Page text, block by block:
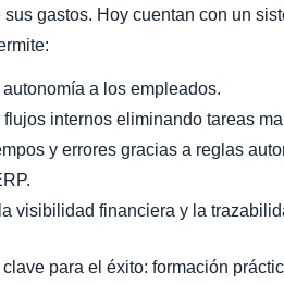
gastos. Hoy cuentan con un
autonomía a los empleados.
internos eliminando tareas
y errores gracias a reglas
visibilidad financiera y la
para el éxito: formación